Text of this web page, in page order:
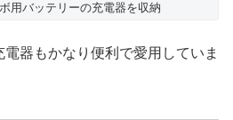
用バッテリーの充電器を収納
器もかなり便利で愛用していま